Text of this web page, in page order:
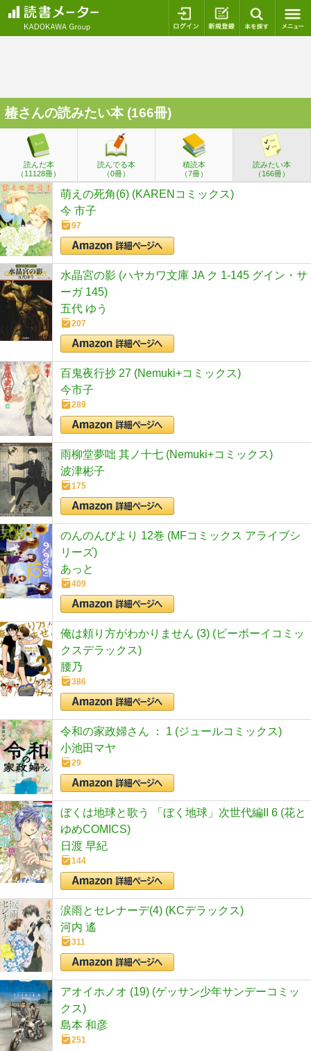
ログイン 新規登録
椿さんの読みたい本 (166冊)
読んだ本
（11128冊）
読んでる本
（0冊）
積読本
（7冊）
読みたい本
（166冊）
萌えの死角(6) (KARENコミックス)
今 市子
97
水晶宮の影 (ハヤカワ文庫 JA ク 1-145 グイン・サ
ーガ 145)
五代 ゆう
207
百鬼夜行抄 27 (Nemuki+コミックス)
今市子
289
雨柳堂夢咄 其ノ十七 (Nemuki+コミックス)
波津彬子
175
のんのんびより 12巻 (MFコミックス アライブシ
リーズ)
あっと
409
俺は頼り方がわかりません (3) (ビーボーイコミッ
クスデラックス)
腰乃
386
令和の家政婦さん ： 1 (ジュールコミックス)
小池田マヤ
29
ぼくは地球と歌う 「ぼく地球」次世代編II 6 (花と
ゆめCOMICS)
日渡 早紀
144
涙雨とセレナーデ(4) (KCデラックス)
河内 遙
311
アオイホノオ (19) (ゲッサン少年サンデーコミッ
クス)
島本 和彦
251